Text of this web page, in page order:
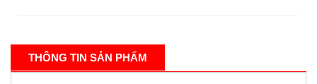
- Bàn phím Samsung Chromebook XE930 Gray